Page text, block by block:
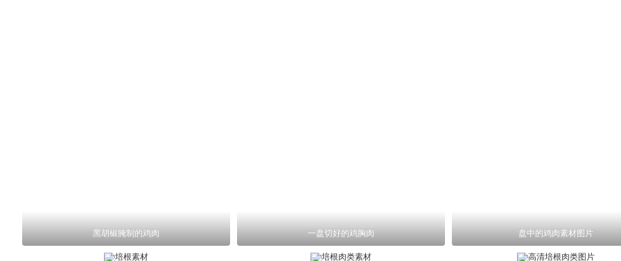
黑胡椒腌制的鸡肉 一盘切好的鸡胸肉 盘中的鸡肉素材图片